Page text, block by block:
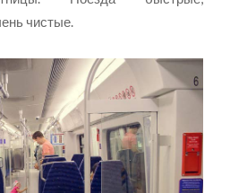
чистые.